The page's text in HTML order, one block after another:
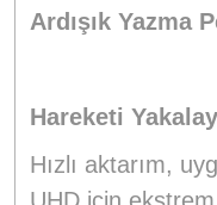
Ardışık Yazma
Hareketi
Hızlı aktarım,